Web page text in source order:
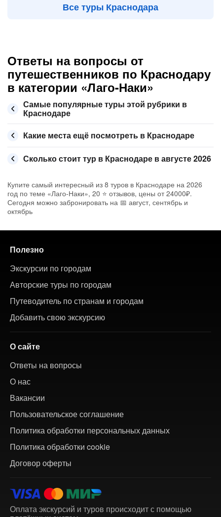
Все туры Краснодара
Ответы на вопросы от
путешественников по Краснодару
в категории «Лаго-Наки»
Самые популярные туры этой рубрики в
Краснодаре
Какие места ещё посмотреть в Краснодаре
Сколько стоит тур в Краснодаре в августе 2026
Купите самый интересный из 8 туров в Краснодаре на 2026
год по теме «Лаго-Наки», 20 ⭐ отзывов, цены от 24000₽.
Сегодня можно забронировать на 📅 август, сентябрь и
октябрь
Полезно
Экскурсии по городам
Авторские туры по городам
Путеводитель по странам и городам
Добавить свою экскурсию
О сайте
Ответы на вопросы
О нас
Вакансии
Пользовательское соглашение
Политика обработки персональных данных
Политика обработки cookie
Договор оферты
Оплата экскурсий и туров происходит с помощью